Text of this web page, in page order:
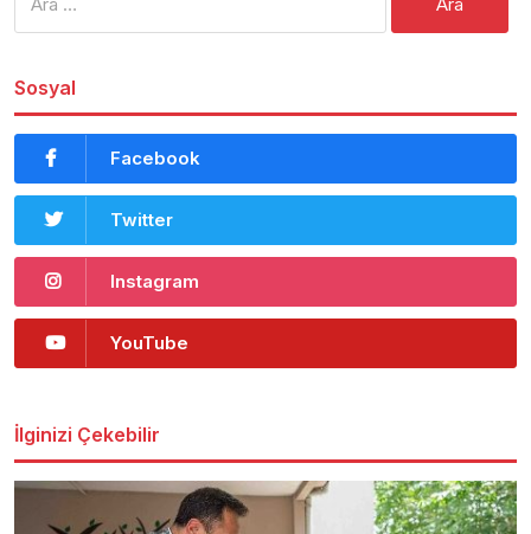
Sosyal
Facebook
Twitter
Instagram
YouTube
İlginizi Çekebilir